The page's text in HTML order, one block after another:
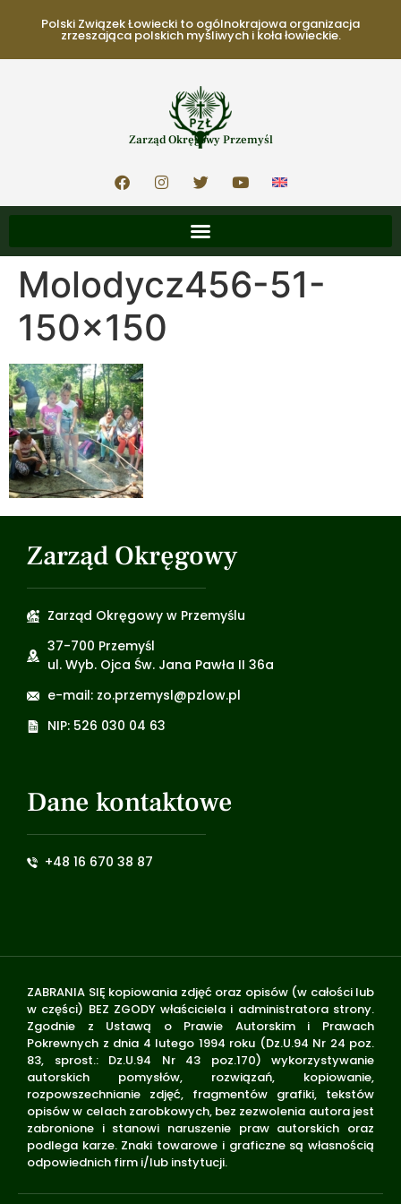
Polski Związek Łowiecki to ogólnokrajowa organizacja
zrzeszająca polskich myśliwych i koła łowieckie.
Zarząd Okręgowy Przemyśl
Molodycz456-51-
150×150
Zarząd Okręgowy
Zarząd Okręgowy w Przemyślu
37-700 Przemyśl
ul. Wyb. Ojca Św. Jana Pawła II 36a
e-mail: zo.przemysl@pzlow.pl
NIP: 526 030 04 63
Dane kontaktowe
+48 16 670 38 87
ZABRANIA SIĘ kopiowania zdjęć oraz opisów (w całości lub
w części) BEZ ZGODY właściciela i administratora strony.
Zgodnie z Ustawą o Prawie Autorskim i Prawach
Pokrewnych z dnia 4 lutego 1994 roku (Dz.U.94 Nr 24 poz.
83, sprost.: Dz.U.94 Nr 43 poz.170) wykorzystywanie
autorskich pomysłów, rozwiązań, kopiowanie,
rozpowszechnianie zdjęć, fragmentów grafiki, tekstów
opisów w celach zarobkowych, bez zezwolenia autora jest
zabronione i stanowi naruszenie praw autorskich oraz
podlega karze. Znaki towarowe i graficzne są własnością
odpowiednich firm i/lub instytucji.